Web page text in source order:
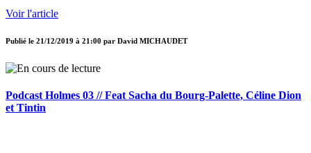
Voir l'article
Publié le 21/12/2019 à 21:00 par David MICHAUDET
Podcast Holmes 03 // Feat Sacha du Bourg-Palette, Céline Dion
et Tintin